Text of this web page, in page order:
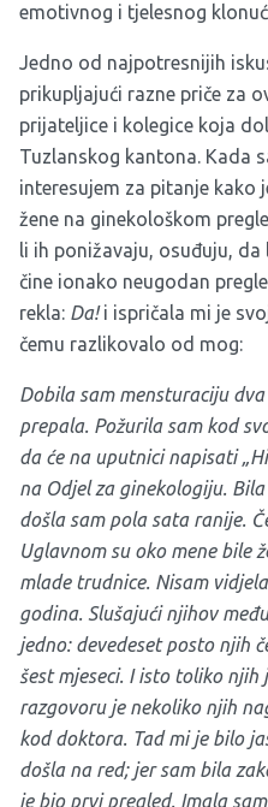
emotivnog i tjelesnog
Jedno od najpotresnijih
prikupljajući razne priče za
prijateljice i kolegice koja
Tuzlanskog kantona. Kada
interesujem za pitanje kako
žene na ginekološkom
li ih ponižavaju, osuđuju,
čine ionako neugodan
rekla: Da!i ispričala mi je
čemu razlikovalo od mog:
Dobila sam mensturaciju
prepala. Požurila sam kod
da će na uputnici napisati
na Odjel za ginekologiju.
došla sam pola sata ranije.
Uglavnom su oko mene bile
mlade trudnice. Nisam
godina. Slušajući njihov
jedno: devedeset posto njih
šest mjeseci. I isto toliko njih
razgovoru je nekoliko njih
kod doktora. Tad mi je bilo
došla na red; jer sam bila
je bio prvi pregled. Imala